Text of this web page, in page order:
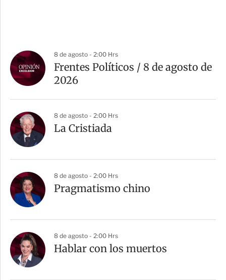
8 de agosto - 2:00 Hrs
Frentes Políticos / 8 de agosto de
2026
8 de agosto - 2:00 Hrs
La Cristiada
8 de agosto - 2:00 Hrs
Pragmatismo chino
8 de agosto - 2:00 Hrs
Hablar con los muertos